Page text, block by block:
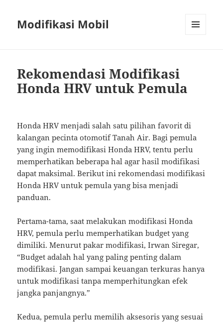
Modifikasi Mobil
Rekomendasi Modifikasi
Honda HRV untuk Pemula
Honda HRV menjadi salah satu pilihan favorit di
kalangan pecinta otomotif Tanah Air. Bagi pemula
yang ingin memodifikasi Honda HRV, tentu perlu
memperhatikan beberapa hal agar hasil modifikasi
dapat maksimal. Berikut ini rekomendasi modifikasi
Honda HRV untuk pemula yang bisa menjadi
panduan.
Pertama-tama, saat melakukan modifikasi Honda
HRV, pemula perlu memperhatikan budget yang
dimiliki. Menurut pakar modifikasi, Irwan Siregar,
“Budget adalah hal yang paling penting dalam
modifikasi. Jangan sampai keuangan terkuras hanya
untuk modifikasi tanpa memperhitungkan efek
jangka panjangnya.”
Kedua, pemula perlu memilih aksesoris yang sesuai